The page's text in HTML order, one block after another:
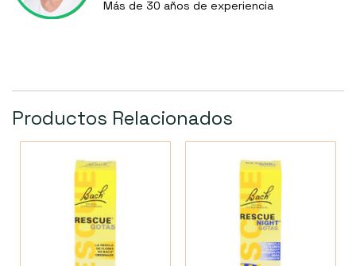
Más de 30 años de experiencia
Productos Relacionados